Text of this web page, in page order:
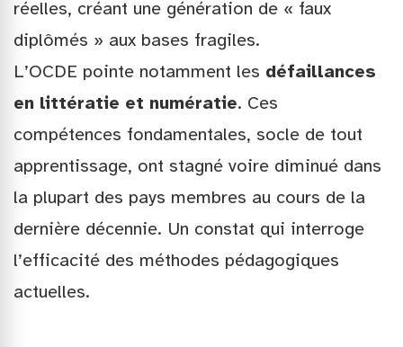
réelles, créant une génération de « faux
diplômés » aux bases fragiles.
L’OCDE pointe notamment les défaillances
en littératie et numératie. Ces
compétences fondamentales, socle de tout
apprentissage, ont stagné voire diminué dans
la plupart des pays membres au cours de la
dernière décennie. Un constat qui interroge
l’efficacité des méthodes pédagogiques
actuelles.